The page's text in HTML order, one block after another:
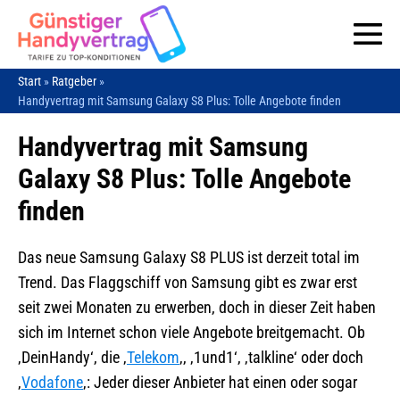
Inhalt
springen
Start » Ratgeber »
Handyvertrag mit Samsung Galaxy S8 Plus: Tolle Angebote finden
Handyvertrag mit Samsung
Galaxy S8 Plus: Tolle Angebote
finden
Das neue Samsung Galaxy S8 PLUS ist derzeit total im
Trend. Das Flaggschiff von Samsung gibt es zwar erst
seit zwei Monaten zu erwerben, doch in dieser Zeit haben
sich im Internet schon viele Angebote breitgemacht. Ob
‚DeinHandy‘, die ‚Telekom‚, ‚1und1‘, ‚talkline‘ oder doch
‚Vodafone‚: Jeder dieser Anbieter hat einen oder sogar